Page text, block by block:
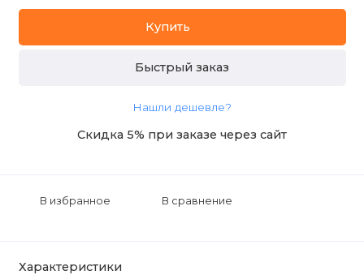
Купить
Быстрый заказ
Нашли дешевле?
Скидка 5% при заказе через сайт
В избранное В сравнение
Характеристики